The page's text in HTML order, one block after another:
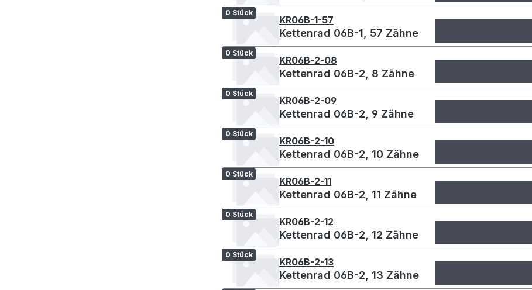
0 Stück
KR06B-1-57
Kettenrad 06B-1, 57 Zähne
0 Stück
KR06B-2-08
Kettenrad 06B-2, 8 Zähne
0 Stück
KR06B-2-09
Kettenrad 06B-2, 9 Zähne
0 Stück
KR06B-2-10
Kettenrad 06B-2, 10 Zähne
0 Stück
KR06B-2-11
Kettenrad 06B-2, 11 Zähne
0 Stück
KR06B-2-12
Kettenrad 06B-2, 12 Zähne
0 Stück
KR06B-2-13
Kettenrad 06B-2, 13 Zähne